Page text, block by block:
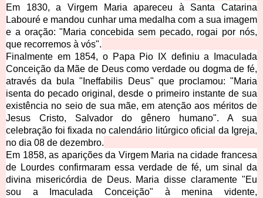
Em 1830, a Virgem Maria apareceu à Santa Catarina
Labouré e mandou cunhar uma medalha com a sua imagem
e a oração: "Maria concebida sem pecado, rogai por nós,
que recorremos à vós".
Finalmente em 1854, o Papa Pio IX definiu a Imaculada
Conceição da Mãe de Deus como verdade ou dogma de fé,
através da bula "Ineffabilis Deus" que proclamou: "Maria
isenta do pecado original, desde o primeiro instante de sua
existência no seio de sua mãe, em atenção aos méritos de
Jesus Cristo, Salvador do gênero humano". A sua
celebração foi fixada no calendário litúrgico oficial da Igreja,
no dia 08 de dezembro.
Em 1858, as aparições da Virgem Maria na cidade francesa
de Lourdes confirmaram essa verdade de fé, um sinal da
divina misericórdia de Deus. Maria disse claramente "Eu
sou a Imaculada Conceição" à menina vidente,